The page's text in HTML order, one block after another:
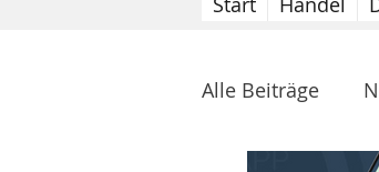
Alle Beiträge